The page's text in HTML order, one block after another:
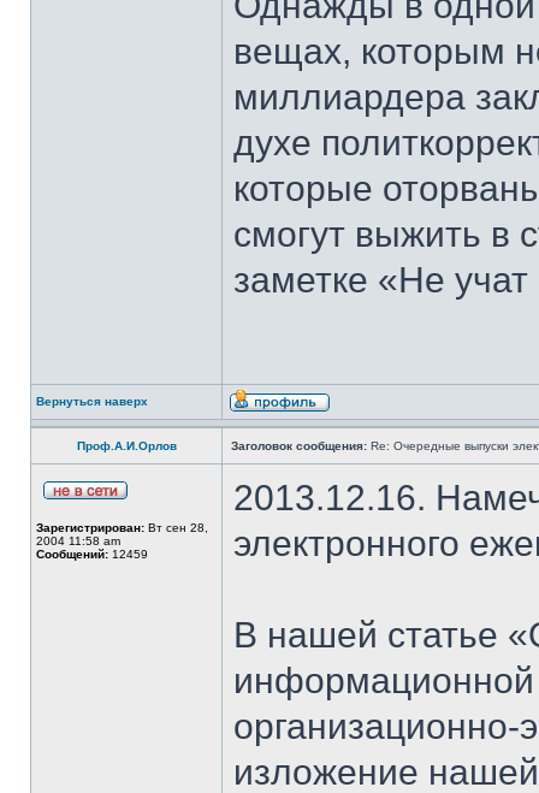
вещах, которым
миллиардера
духе
которые
смогут выжить в
заметке «Не
Вернуться наверх
Проф.А.И.Орлов Заголовок сообщения: Re: Очередные выпуски
Зарегистрирован: Вт сен 28,
2004 11:58 am
Сообщений: 12459
2013.12.16.
электронного
В нашей статье
информационной
организационно-
изложение